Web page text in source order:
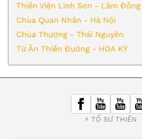
Thiền Viện Linh Sơn - Lâm Đồng
Chùa Quan Nhân - Hà Nội
Chùa Thượng - Thái Nguyên
Từ Ân Thiền Đường - HOA KỲ
⚡️ TỔ SƯ THIỀN